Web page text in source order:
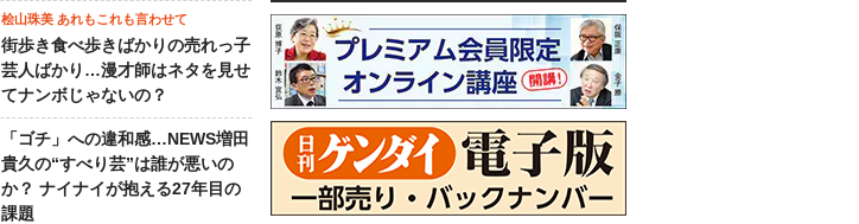
桧山珠美 あれもこれも言わせて
街歩き食べ歩きばかりの売れっ子
芸人ばかり…漫才師はネタを見せ
てナンボじゃないの？
「ゴチ」への違和感…NEWS増田
貴久の“すべり芸”は誰が悪いの
か？ ナイナイが抱える27年目の
課題